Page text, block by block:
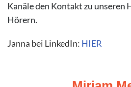
Kanäle den Kontakt zu unseren
Hörern.
Janna bei LinkedIn: HIER